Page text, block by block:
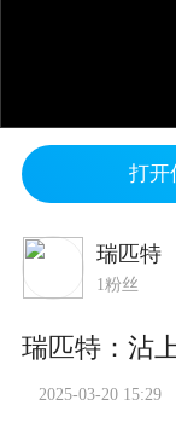
打开
瑞匹特
1粉丝
2025-03-20 15:29